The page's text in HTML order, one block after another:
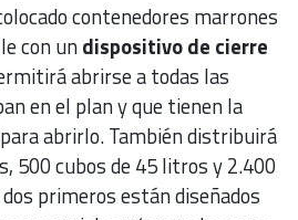
contenedores marrones
con undispositivo de cierre
abrirse a todas las
en el plan y que tienen la
abrirlo. También distribuirá
500 cubos de 45 litros y 2.400
primeros están diseñados